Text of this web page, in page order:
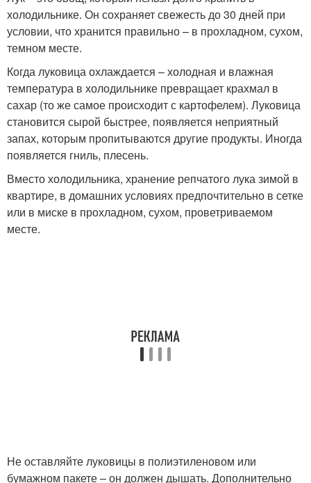
холодильнике. Он сохраняет свежесть до 30 дней при
условии, что хранится правильно – в прохладном, сухом,
темном месте.
Когда луковица охлаждается – холодная и влажная
температура в холодильнике превращает крахмал в
сахар (то же самое происходит с картофелем). Луковица
становится сырой быстрее, появляется неприятный
запах, которым пропитываются другие продукты. Иногда
появляется гниль, плесень.
Вместо холодильника, хранение репчатого лука зимой в
квартире, в домашних условиях предпочтительно в сетке
или в миске в прохладном, сухом, проветриваемом
месте.
Не оставляйте луковицы в полиэтиленовом или
бумажном пакете – он должен дышать. Дополнительно